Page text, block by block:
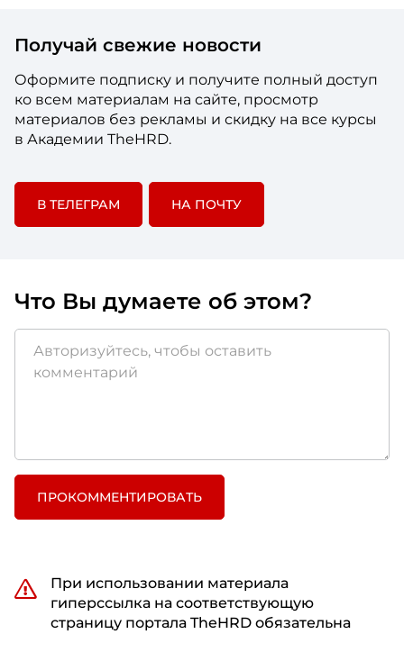
Получай свежие новости
Оформите подписку и получите полный доступ
ко всем материалам на сайте, просмотр
материалов без рекламы и скидку на все курсы
в Академии TheHRD.
В ТЕЛЕГРАМ НА ПОЧТУ
Что Вы думаете об этом?
ПРОКОММЕНТИРОВАТЬ
При использовании материала
гиперссылка на соответствующую
страницу портала TheHRD обязательна